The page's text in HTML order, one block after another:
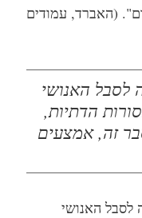
עמודים
האנושי
הדתיות,
אמצעים
האנושי